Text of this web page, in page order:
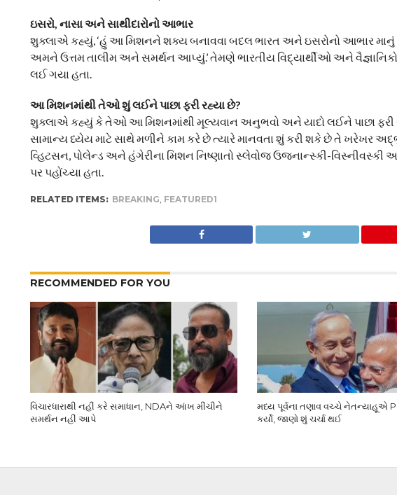
ઇસરો, નાસા અને સાથીદારોનો આભાર
શુક્લાએ કહ્યું, ‘હું આ મિશનને શક્ય બનાવવા બદલ ભારત અને ઇસરોનો આભાર
અમને ઉત્તમ તાલીમ અને સમર્થન આપ્યું.’ તેમણે ભારતીય વિદ્યાર્થીઓ અને
લઈ ગયા હતા.
આ મિશનમાંથી તેઓ શું લઈને પાછા ફરી રહ્યા છે?
શુક્લાએ કહ્યું કે તેઓ આ મિશનમાંથી મૂલ્યવાન અનુભવો અને યાદો લઈને પાછા
સામાન્ય ધ્યેય માટે સાથે મળીને કામ કરે છે ત્યારે માનવતા શું કરી શકે છે તે
વ્હિટસન, પોલેન્ડ અને હંગેરીના મિશન નિષ્ણાતો સ્લેવોજ ઉજ્નાન્સ્કી-
પર પહોંચ્યા હતા.
RELATED ITEMS: BREAKING, FEATURED1
RECOMMENDED FOR YOU
વિચારધારાથી નહીં કરે સમાધાન, NDAને આંખ મીંચીને
સમર્થન નહીં આપે
મધ્ય પૂર્વના તણાવ વચ્ચે નેતન્યાહૂએ
કર્યો, જાણો શું ચર્ચા થઈ